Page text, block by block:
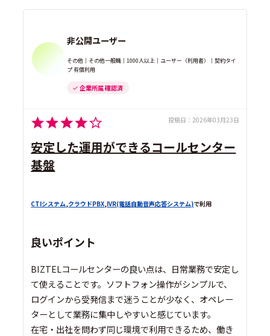
非公開ユーザー
その他｜その他一般職｜1000人以上｜ユーザー（利用者）｜契約タイ
プ 有償利用
企業所属 確認済
投稿日： 2026年03月23日
安定した運用ができるコールセンター
基盤
CTIシステム ,クラウドPBX,IVR(電話自動音声応答システム)で利用
良いポイント
BIZTELコールセンターの良い点は、日常業務で安定し
て使えることです。ソフトフォン操作がシンプルで、
ログインから受発信まで迷うことが少なく、オペレー
ターとして業務に集中しやすいと感じています。
在宅・出社を問わず同じ環境で利用できるため、働き